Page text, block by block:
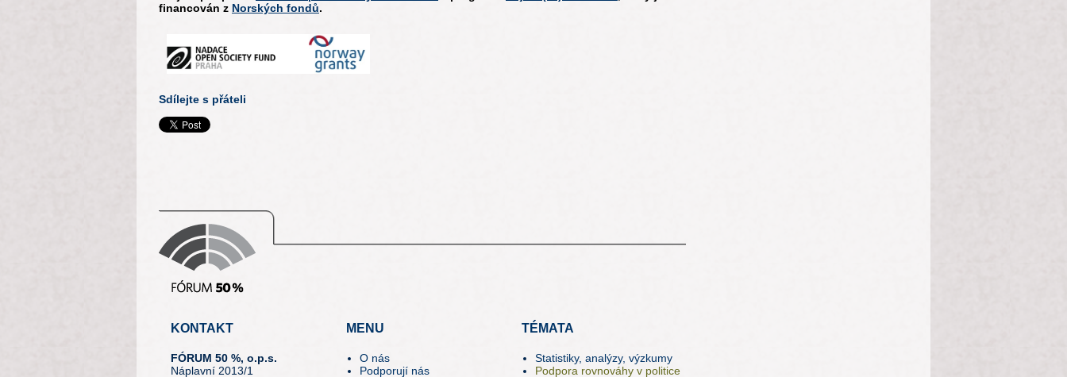
financován z Norských fondů.
Sdílejte s přáteli
KONTAKT
FÓRUM 50 %, o.p.s.
Náplavní 2013/1
MENU
O nás
Podporují nás
TÉMATA
Statistiky, analýzy, výzkumy
Podpora rovnováhy v politice